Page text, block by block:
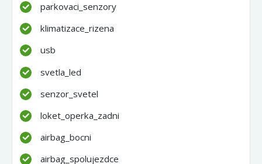
parkovaci_senzory
klimatizace_rizena
usb
svetla_led
senzor_svetel
loket_operka_zadni
airbag_bocni
airbag_spolujezdce